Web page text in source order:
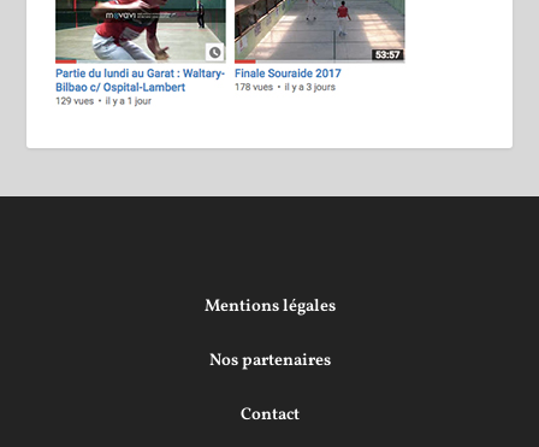
Mentions légales
Nos partenaires
Contact